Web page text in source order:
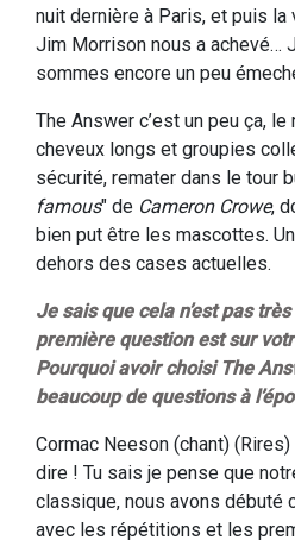
nuit dernière à Paris, et puis
Jim Morrison nous a achevé…
sommes encore un peu
The Answer c’est un peu ça, le
cheveux longs et groupies
sécurité, remater dans le tour
famous" de Cameron Crowe,
bien put être les mascottes.
dehors des cases actuelles.
Je sais que cela n’est pas
première question est sur
Pourquoi avoir choisi The
beaucoup de questions à
Cormac Neeson (chant)
dire ! Tu sais je pense que
classique, nous avons débuté
avec les répétitions et les